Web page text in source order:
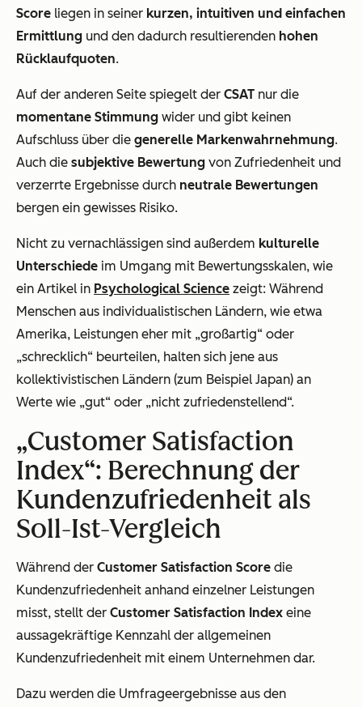
Score liegen in seiner kurzen, intuitiven und einfachen
Ermittlung und den dadurch resultierenden hohen
Rücklaufquoten.
Auf der anderen Seite spiegelt der CSAT nur die
momentane Stimmung wider und gibt keinen
Aufschluss über die generelle Markenwahrnehmung.
Auch die subjektive Bewertung von Zufriedenheit und
verzerrte Ergebnisse durch neutrale Bewertungen
bergen ein gewisses Risiko.
Nicht zu vernachlässigen sind außerdem kulturelle
Unterschiede im Umgang mit Bewertungsskalen, wie
ein Artikel in Psychological Science zeigt: Während
Menschen aus individualistischen Ländern, wie etwa
Amerika, Leistungen eher mit „großartig“ oder
„schrecklich“ beurteilen, halten sich jene aus
kollektivistischen Ländern (zum Beispiel Japan) an
Werte wie „gut“ oder „nicht zufriedenstellend“.
„Customer Satisfaction
Index“: Berechnung der
Kundenzufriedenheit als
Soll-Ist-Vergleich
Während der Customer Satisfaction Score die
Kundenzufriedenheit anhand einzelner Leistungen
misst, stellt der Customer Satisfaction Index eine
aussagekräftige Kennzahl der allgemeinen
Kundenzufriedenheit mit einem Unternehmen dar.
Dazu werden die Umfrageergebnisse aus den